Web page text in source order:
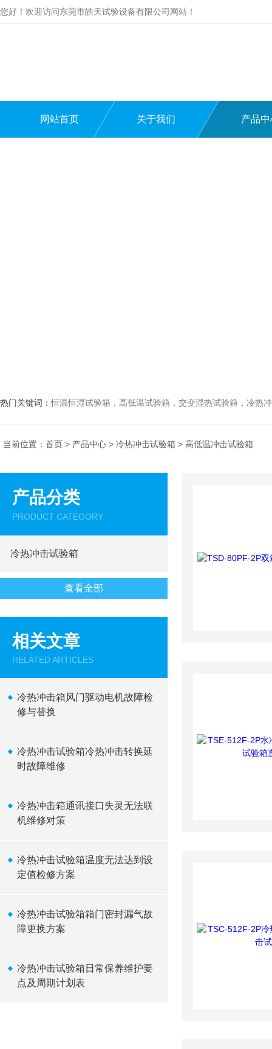
您好！欢迎访问东莞市皓天试验设备有限公司网站！
网站首页 关于我们 产品中
热门关键词：恒温恒湿试验箱，高低温试验箱，交变湿热试验箱，冷热冲击试验
当前位置： 首页 > 产品中心 > 冷热冲击试验箱 > 高低温冲击试验箱
产品分类
PRODUCT CATEGORY
冷热冲击试验箱
查看全部
相关文章
RELATED ARTICLES
冷热冲击箱风门驱动电机故障检
修与替换
冷热冲击试验箱冷热冲击转换延
时故障维修
冷热冲击箱通讯接口失灵无法联
机维修对策
冷热冲击试验箱温度无法达到设
定值检修方案
冷热冲击试验箱箱门密封漏气故
障更换方案
冷热冲击试验箱日常保养维护要
点及周期计划表